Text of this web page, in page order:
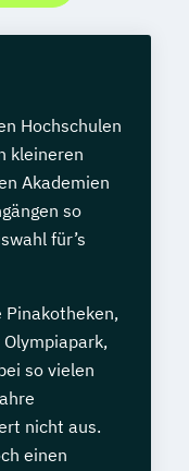
Hochschulen
kleineren
Akademien
so
für’s
Pinakotheken,
so vielen
nicht aus.
einen